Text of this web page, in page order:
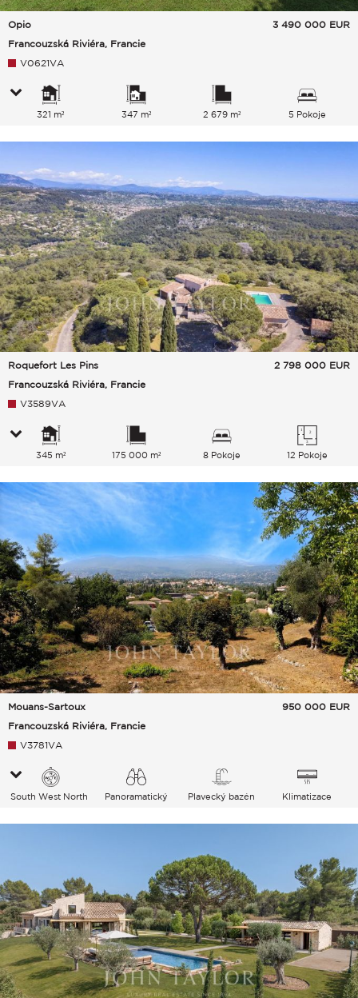
Opio
Francouzská Riviéra, Francie
3 490 000 EUR
V0621VA
321 m² 347 m² 2 679 m² 5 Pokoje
Roquefort Les Pins
Francouzská Riviéra, Francie
2 798 000 EUR
V3589VA
345 m² 175 000 m² 8 Pokoje 12 Pokoje
Mouans-Sartoux
Francouzská Riviéra, Francie
950 000 EUR
V3781VA
South West North
Panoramatický
Plavecký bazén Klimatizace